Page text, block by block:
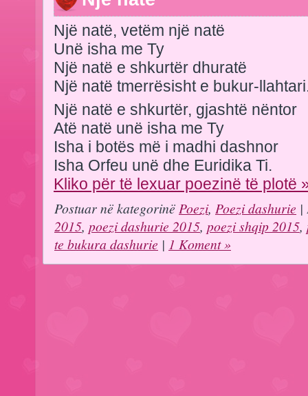
Një natë, vetëm një natë
Unë isha me Ty
Një natë e shkurtër dhuratë
Një natë tmerrësisht e bukur-
Një natë e shkurtër, gjashtë nëntor
Atë natë unë isha me Ty
Isha i botës më i madhi dashnor
Isha Orfeu unë dhe Euridika Ti.
Kliko për të lexuar poezinë të plotë
Postuar në kategorinë Poezi, Poezi dashurie |
2015, poezi dashurie 2015, poezi shqip 2015,
te bukura dashurie | 1 Koment »